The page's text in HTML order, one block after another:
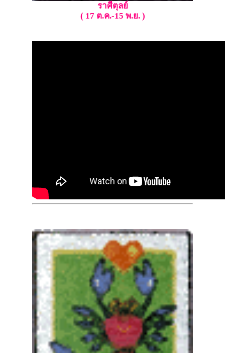
ราศีตุลย์
( 17 ต.ค.-15 พ.ย. )